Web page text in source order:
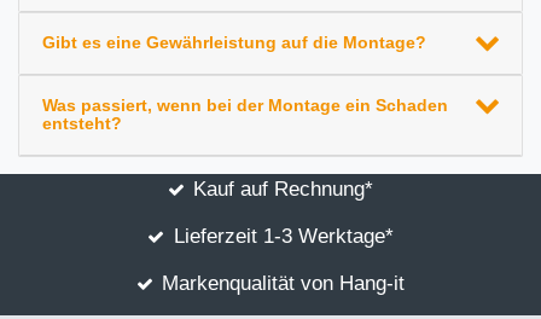
Gibt es eine Gewährleistung auf die Montage?
Was passiert, wenn bei der Montage ein Schaden
entsteht?
Kauf auf Rechnung*
Lieferzeit 1-3 Werktage*
Markenqualität von Hang-it